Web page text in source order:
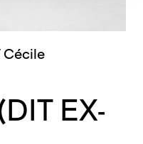
Cécile
EX-